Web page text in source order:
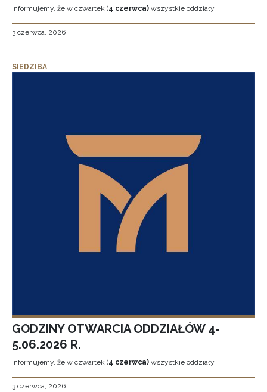
Informujemy, że w czwartek (4 czerwca) wszystkie oddziały
3 czerwca, 2026
SIEDZIBA
GODZINY OTWARCIA ODDZIAŁÓW 4-
5.06.2026 R.
Informujemy, że w czwartek (4 czerwca) wszystkie oddziały
3 czerwca, 2026